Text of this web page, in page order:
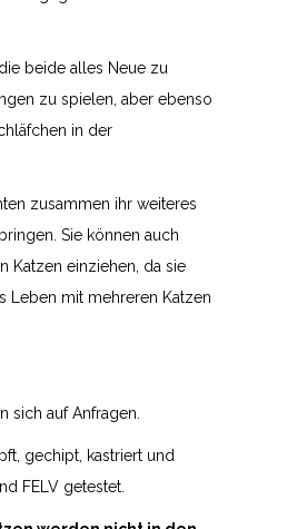
beide alles Neue zu
zu spielen, aber ebenso
in der
zusammen ihr weiteres
Sie können auch
Katzen einziehen, da sie
Leben mit mehreren Katzen
sich auf Anfragen.
gechipt, kastriert und
FELV getestet.